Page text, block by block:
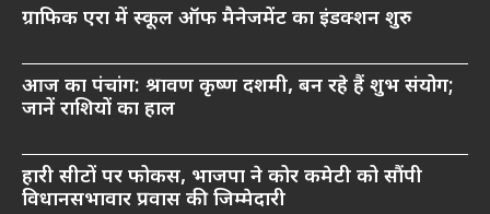
ग्राफिक एरा में स्कूल ऑफ मैनेजमेंट का इंडक्शन शुरु
आज का पंचांग: श्रावण कृष्ण दशमी, बन रहे हैं शुभ संयोग;
जानें राशियों का हाल
हारी सीटों पर फोकस, भाजपा ने कोर कमेटी को सौंपी
विधानसभावार प्रवास की जिम्मेदारी